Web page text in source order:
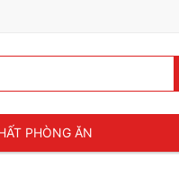
PHÒNG ĂN